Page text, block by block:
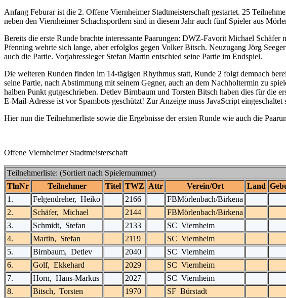
Anfang Feburar ist die 2. Offene Viernheimer Stadtmeisterschaft gestartet. 25
neben den Viernheimer Schachsportlern sind in diesem Jahr auch fünf Spieler aus
Bereits die erste Runde brachte interessante Paarungen: DWZ-Favorit Michael
Pfenning wehrte sich lange, aber erfolglos gegen Volker Bitsch. Neuzugang Jörg
auch die Partie. Vorjahressieger Stefan Martin entschied seine Partie im Endspiel.
Die weiteren Runden finden im 14-tägigen Rhythmus statt, Runde 2 folgt demnach
seine Partie, nach Abstimmung mit seinem Gegner, auch an dem Nachholtermin zu
halben Punkt gutgeschrieben. Detlev Birnbaum und Torsten Bitsch haben dies für die
E-Mail-Adresse ist vor Spambots geschützt! Zur Anzeige muss JavaScript eingeschaltet
Hier nun die Teilnehmerliste sowie die Ergebnisse der ersten Runde wie auch die
Offene Viernheimer Stadtmeisterschaft
Teilnehmerliste: (Sortiert nach Spielernummer)
TlnNr
Teilnehmer Titel TWZ Attr Verein/Ort Land
1.
Felgendreher, Heiko 2166
FBMörlenbach/Birkena
2.
Schäfer, Michael 2144
FBMörlenbach/Birkena
3.
Schmidt, Stefan 2133
SC Viernheim
4.
Martin, Stefan 2119
SC Viernheim
5.
Birnbaum, Detlev 2040
SC Viernheim
6.
Golf, Ekkehard 2029
SC Viernheim
7.
Horn, Hans-Markus 2027
SC Viernheim
8.
Bitsch, Torsten 1970 SF Bürstadt